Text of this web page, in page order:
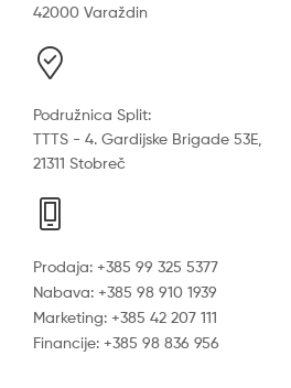
42000 Varaždin
Podružnica Split:
TTTS - 4. Gardijske Brigade 53E,
21311 Stobreč
Prodaja: +385 99 325 5377
Nabava: +385 98 910 1939
Marketing: +385 42 207 111
Financije: +385 98 836 956